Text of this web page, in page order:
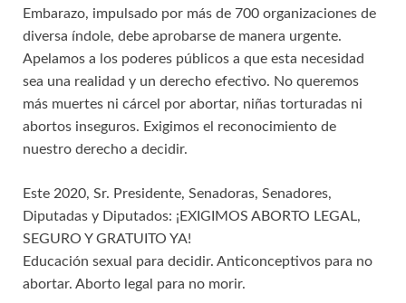
Embarazo, impulsado por más de 700 organizaciones de
diversa índole, debe aprobarse de manera urgente.
Apelamos a los poderes públicos a que esta necesidad
sea una realidad y un derecho efectivo. No queremos
más muertes ni cárcel por abortar, niñas torturadas ni
abortos inseguros. Exigimos el reconocimiento de
nuestro derecho a decidir.
Este 2020, Sr. Presidente, Senadoras, Senadores,
Diputadas y Diputados: ¡EXIGIMOS ABORTO LEGAL,
SEGURO Y GRATUITO YA!
Educación sexual para decidir. Anticonceptivos para no
abortar. Aborto legal para no morir.